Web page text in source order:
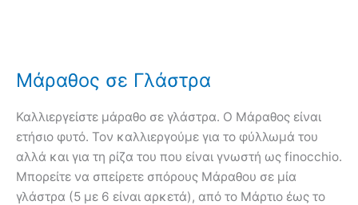
Μάραθος σε Γλάστρα
Καλλιεργείστε μάραθο σε γλάστρα. Ο Μάραθος είναι
ετήσιο φυτό. Τον καλλιεργούμε για το φύλλωμά του
αλλά και για τη ρίζα του που είναι γνωστή ως finocchio.
Μπορείτε να σπείρετε σπόρους Μάραθου σε μία
γλάστρα (5 με 6 είναι αρκετά), από το Μάρτιο έως το